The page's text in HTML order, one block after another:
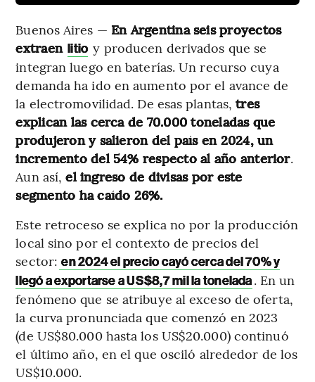
Buenos Aires — En Argentina seis proyectos
extraen litio y producen derivados que se
integran luego en baterías. Un recurso cuya
demanda ha ido en aumento por el avance de
la electromovilidad. De esas plantas,tres
explican las cerca de 70.000 toneladas que
produjeron y salieron del país en 2024, un
incremento del 54% respecto al año anterior.
Aun así,el ingreso de divisas por este
segmento ha caído 26%.
Este retroceso se explica no por la producción
local sino por el contexto de precios del
sector: en 2024 el precio cayó cerca del 70% y
llegó a exportarse a US$8,7 mil la tonelada. En un
fenómeno que se atribuye al exceso de oferta,
la curva pronunciada que comenzó en 2023
(de US$80.000 hasta los US$20.000) continuó
el último año, en el que osciló alrededor de los
US$10.000.